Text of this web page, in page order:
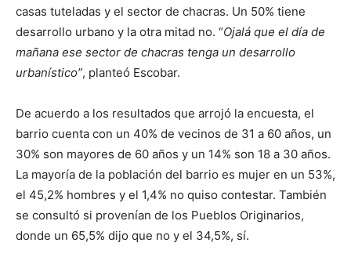
casas tuteladas y el sector de chacras. Un 50% tiene
desarrollo urbano y la otra mitad no. “Ojalá que el día de
mañana ese sector de chacras tenga un desarrollo
urbanístico”, planteó Escobar.
De acuerdo a los resultados que arrojó la encuesta, el
barrio cuenta con un 40% de vecinos de 31 a 60 años, un
30% son mayores de 60 años y un 14% son 18 a 30 años.
La mayoría de la población del barrio es mujer en un 53%,
el 45,2% hombres y el 1,4% no quiso contestar. También
se consultó si provenían de los Pueblos Originarios,
donde un 65,5% dijo que no y el 34,5%, sí.